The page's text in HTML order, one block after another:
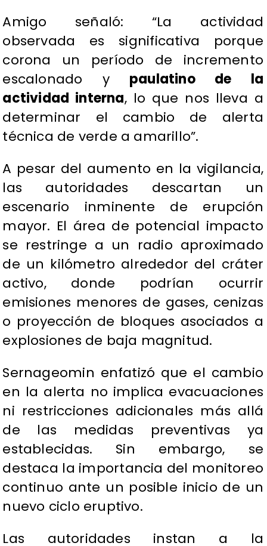
Amigo señaló: “La actividad
observada es significativa porque
corona un período de incremento
escalonado y paulatino de la
actividad interna, lo que nos lleva a
determinar el cambio de alerta
técnica de verde a amarillo”.
A pesar del aumento en la vigilancia,
las autoridades descartan un
escenario inminente de erupción
mayor. El área de potencial impacto
se restringe a un radio aproximado
de un kilómetro alrededor del cráter
activo, donde podrían ocurrir
emisiones menores de gases, cenizas
o proyección de bloques asociados a
explosiones de baja magnitud.
Sernageomin enfatizó que el cambio
en la alerta no implica evacuaciones
ni restricciones adicionales más allá
de las medidas preventivas ya
establecidas. Sin embargo, se
destaca la importancia del monitoreo
continuo ante un posible inicio de un
nuevo ciclo eruptivo.
Las autoridades instan a la